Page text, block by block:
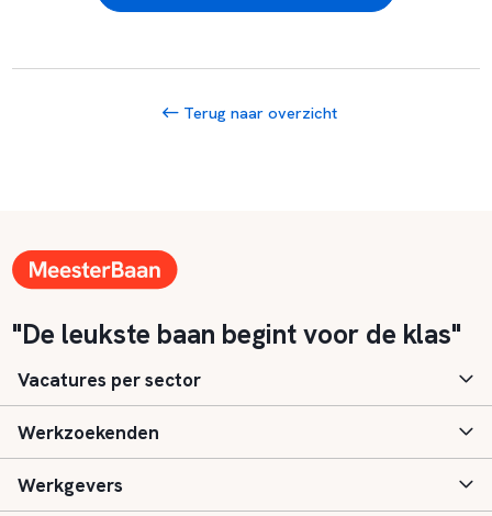
Terug naar overzicht
"De leukste baan begint voor de klas"
Vacatures per sector
Basisonderwijs
Speciaal (basis) onderwijs
Werkzoekenden
Aanmelden
Werkgevers